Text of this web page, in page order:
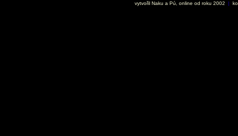
vytvořil Naku a Pú, online od roku 2002 |